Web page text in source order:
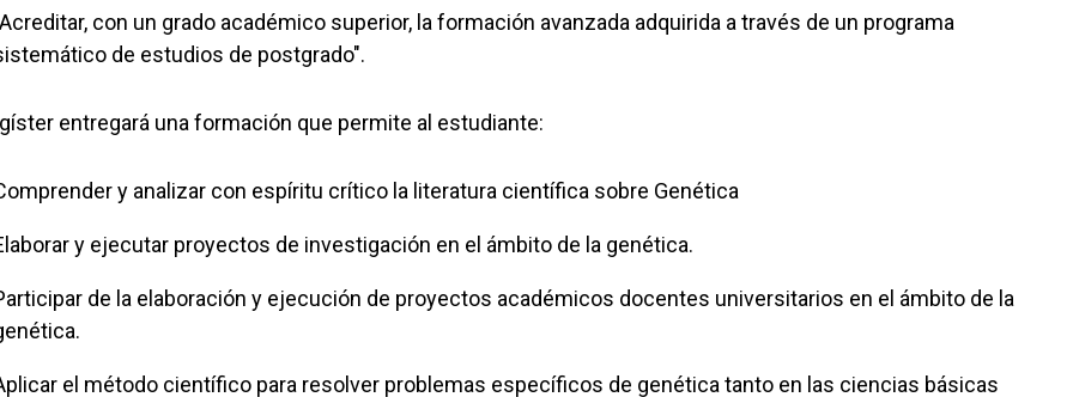
con un grado académico superior, la formación avanzada adquirida a través de un programa
de estudios de postgrado".
entregará una formación que permite al estudiante:
y analizar con espíritu crítico la literatura científica sobre Genética
y ejecutar proyectos de investigación en el ámbito de la genética.
de la elaboración y ejecución de proyectos académicos docentes universitarios en el ámbito de la
el método científico para resolver problemas específicos de genética tanto en las ciencias básicas